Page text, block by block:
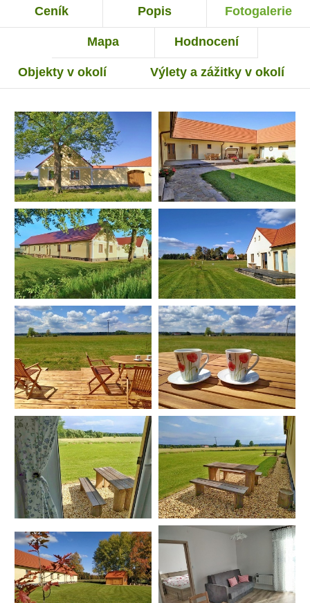
Ceník Popis Fotogalerie
Mapa Hodnocení
Objekty v okolí Výlety a zážitky v okolí